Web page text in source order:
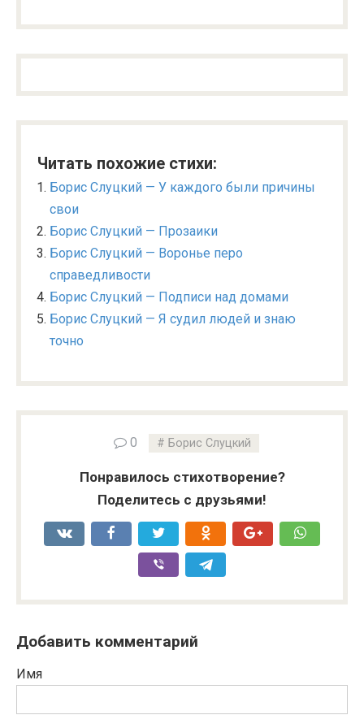
Читать похожие стихи:
Борис Слуцкий — У каждого были причины
свои
Борис Слуцкий — Прозаики
Борис Слуцкий — Воронье перо
справедливости
Борис Слуцкий — Подписи над домами
Борис Слуцкий — Я судил людей и знаю
точно
0 Борис Слуцкий
Понравилось стихотворение?
Поделитесь с друзьями!
Добавить комментарий
Имя